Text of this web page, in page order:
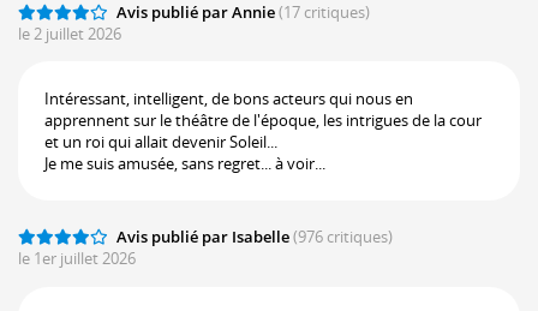
Avis publié par Annie(17 critiques)
le 2 juillet 2026
Intéressant, intelligent, de bons acteurs qui nous en
apprennent sur le théâtre de l'époque, les intrigues de la cour
et un roi qui allait devenir Soleil...
Je me suis amusée, sans regret... à voir...
Avis publié par Isabelle(976 critiques)
le 1er juillet 2026